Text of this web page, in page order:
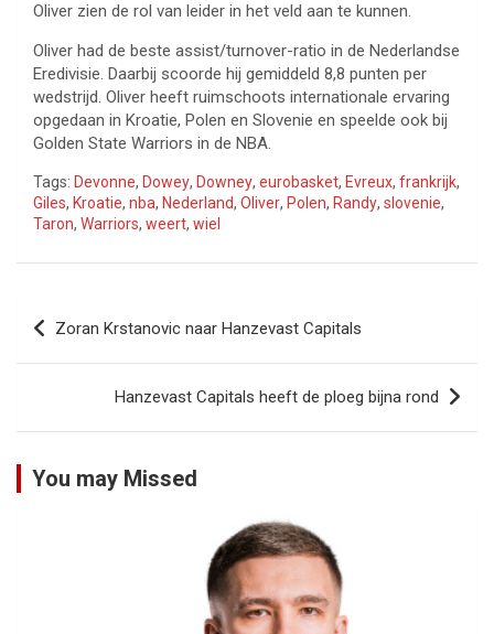
Oliver zien de rol van leider in het veld aan te kunnen.
Oliver had de beste assist/turnover-ratio in de Nederlandse
Eredivisie. Daarbij scoorde hij gemiddeld 8,8 punten per
wedstrijd. Oliver heeft ruimschoots internationale ervaring
opgedaan in Kroatie, Polen en Slovenie en speelde ook bij
Golden State Warriors in de NBA.
Tags: Devonne, Dowey, Downey, eurobasket, Evreux, frankrijk,
Giles, Kroatie, nba, Nederland, Oliver, Polen, Randy, slovenie,
Taron, Warriors, weert, wiel
Bericht
navigatie
Zoran Krstanovic naar Hanzevast Capitals
Hanzevast Capitals heeft de ploeg bijna rond
You may Missed